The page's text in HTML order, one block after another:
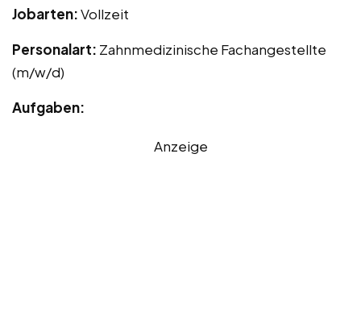
Jobarten:Vollzeit
Personalart: Zahnmedizinische Fachangestellte
(m/w/d)
Aufgaben:
Anzeige